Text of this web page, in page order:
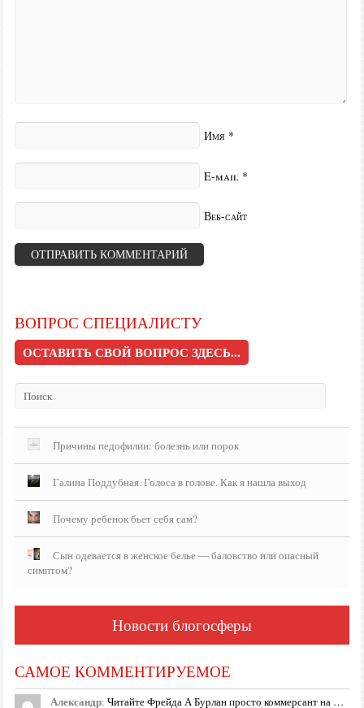
Имя *
E-mail *
Веб-сайт
ВОПРОС СПЕЦИАЛИСТУ
ОСТАВИТЬ СВОЙ ВОПРОС ЗДЕСЬ...
Причины педофилии: болезнь или порок
Галина Поддубная. Голоса в голове. Как я нашла выход
Почему ребенок бьет себя сам?
Сын одевается в женское белье — баловство или опасный
симптом?
Новости блогосферы
САМОЕ КОММЕНТИРУЕМОЕ
Александр: Читайте Фрейда А Бурлан просто коммерсант на …